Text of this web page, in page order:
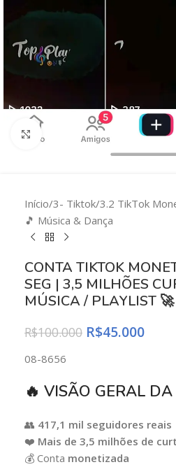
Clique para ampliar
Início/3- Tiktok/3.2 TikTok
🎵 Música & Dança
CONTA TIKTOK
SEG | 3,5 MILHÕES
MÚSICA / PLAYLIST 🚀
R$100.000 R$45.000
08-8656
🔥 VISÃO GERAL
👥 417,1 mil seguidores reais
❤️ Mais de 3,5 milhões de
💰 Conta monetizada